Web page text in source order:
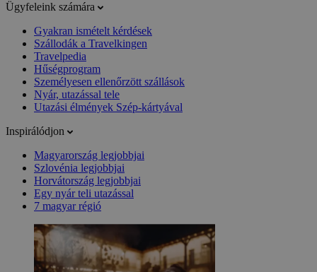
Ügyfeleink számára
Gyakran ismételt kérdések
Szállodák a Travelkingen
Travelpedia
Hűségprogram
Személyesen ellenőrzött szállások
Nyár, utazással tele
Utazási élmények Szép-kártyával
Inspirálódjon
Magyarország legjobbjai
Szlovénia legjobbjai
Horvátország legjobbjai
Egy nyár teli utazással
7 magyar régió